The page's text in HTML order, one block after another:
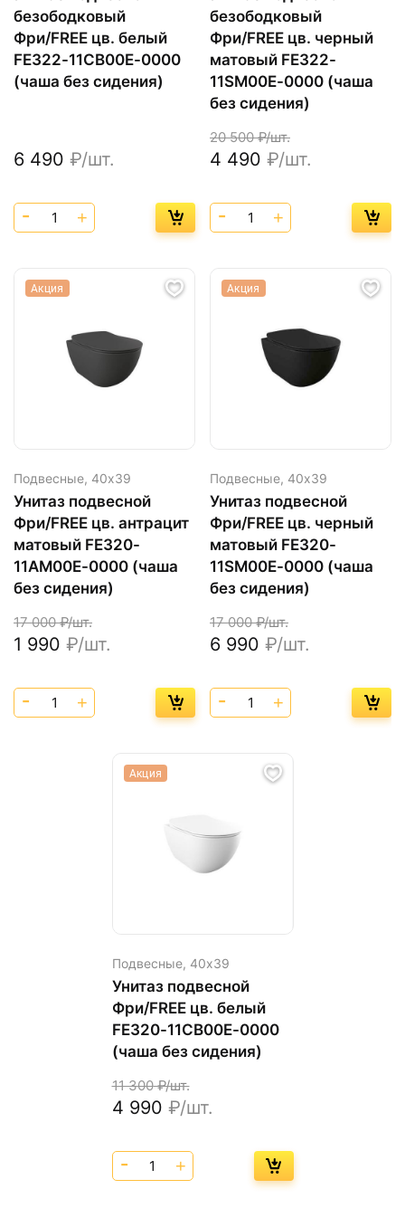
безободковый
Фри/FREE цв. белый
FE322-11CB00E-0000
(чаша без сидения)
6 490 ₽/шт.
безободковый
Фри/FREE цв. черный
матовый FE322-
11SM00E-0000 (чаша
без сидения)
20 500₽/шт.
4 490 ₽/шт.
Акция
Подвесные, 40х39
Унитаз подвесной
Фри/FREE цв. антрацит
матовый FE320-
11AM00E-0000 (чаша
без сидения)
17 000₽/шт.
1 990 ₽/шт.
Акция
Подвесные, 40х39
Унитаз подвесной
Фри/FREE цв. черный
матовый FE320-
11SM00E-0000 (чаша
без сидения)
17 000₽/шт.
6 990 ₽/шт.
Акция
Подвесные, 40х39
Унитаз подвесной
Фри/FREE цв. белый
FE320-11CB00E-0000
(чаша без сидения)
11 300₽/шт.
4 990 ₽/шт.